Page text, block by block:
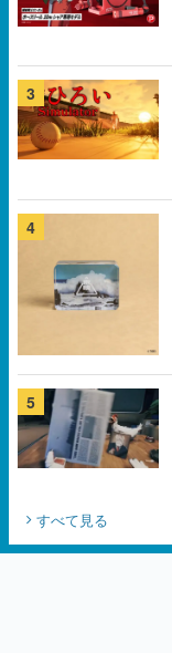
3
4
5
すべて見る